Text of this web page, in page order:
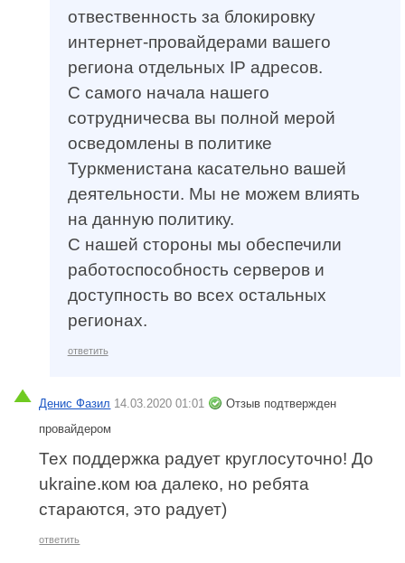
отвественность за блокировку
интернет-провайдерами вашего
региона отдельных IP адресов.
С самого начала нашего
сотрудничесва вы полной мерой
осведомлены в политике
Туркменистана касательно вашей
деятельности. Мы не можем влиять
на данную политику.
С нашей стороны мы обеспечили
работоспособность серверов и
доступность во всех остальных
регионах.
ответить
Денис Фазил 14.03.2020 01:01
Отзыв подтвержден
провайдером
Тех поддержка радует круглосуточно! До
ukraine.ком юа далеко, но ребята
стараются, это радует)
ответить